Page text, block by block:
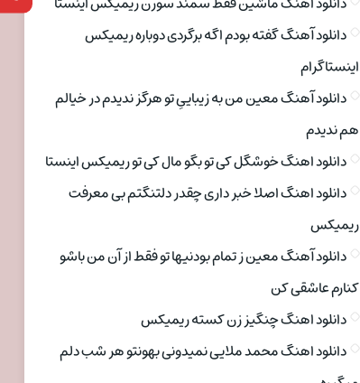
دانلود آهنگ گفته بودم اگه برگردی دوباره ریمیکس
اینستاگرام
دانلود آهنگ معین من به زیباییِ تو هرگز ندیدم در خیالم
هم ندیدم
دانلود اهنگ خوشگل کی تو بگو مال کی تو ریمیکس اینستا
دانلود اهنگ اصلا خبر داری چقدر دلتنگتم بی معرفت
ریمیکس
دانلود آهنگ معین ز تمام بودنیها تو فقط از آن من باشو
کنارم عاشقی کن
دانلود اهنگ چنگیز زن کسته ریمیکس
دانلود اهنگ محمد ملایی نمیدونی بهونتو هر شب دلم